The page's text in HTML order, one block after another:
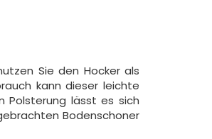
Sie den Hocker als
kann dieser leichte
Polsterung lässt es sich
Bodenschoner